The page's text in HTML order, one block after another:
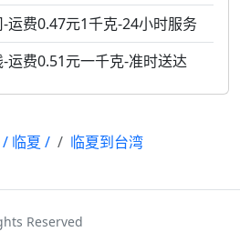
运费0.47元1千克-24小时服务
运费0.51元一千克-准时送达
/ 临夏 /
临夏到台湾
Reserved